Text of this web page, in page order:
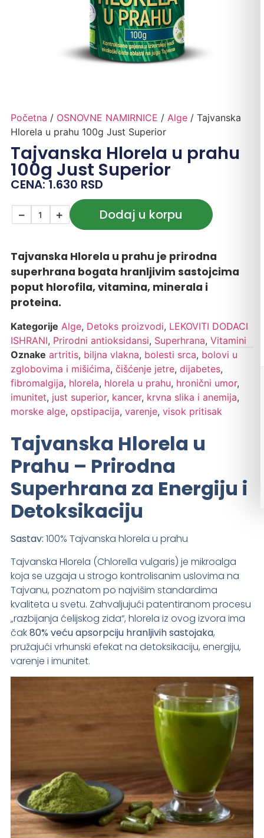
Početna / OSNOVNE NAMIRNICE / Alge/ Tajvanska
Hlorela u prahu 100g Just Superior
Tajvanska Hlorela u prahu
100g Just Superior
CENA:1.630 RSD
− + Dodaj u korpu
Tajvanska Hlorela u prahu je prirodna
superhrana bogata hranljivim sastojcima
poput hlorofila, vitamina, minerala i
proteina.
Kategorije Alge, Detoks proizvodi, LEKOVITI DODACI
ISHRANI, Prirodni antioksidansi, Superhrana, Vitamini
Oznake artritis, biljna vlakna, bolesti srca, bolovi u
zglobovima i mišićima, čišćenje jetre, dijabetes,
fibromalgija, hlorela, hlorela u prahu, hronični umor,
imunitet, just superior, kancer, krvna slika i anemija,
morske alge, opstipacija, varenje, visok pritisak
Tajvanska Hlorela u
Prahu – Prirodna
Superhrana za Energiju i
Detoksikaciju
Sastav: 100% Tajvanska hlorela u prahu
Tajvanska Hlorela (Chlorella vulgaris) je mikroalga
koja se uzgaja u strogo kontrolisanim uslovima na
Tajvanu, poznatom po najvišim standardima
kvaliteta u svetu. Zahvaljujući patentiranom procesu
„razbijanja ćelijskog zida“, hlorela iz ovog izvora ima
čak80% veću apsorpciju hranljivih sastojaka,
pružajući vrhunski efekat na detoksikaciju, energiju,
varenje i imunitet.